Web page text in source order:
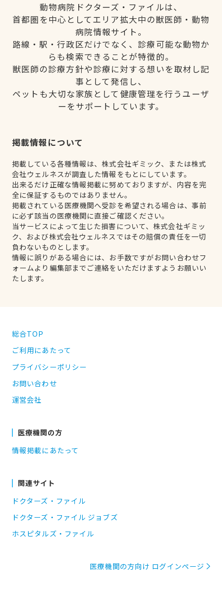
動物病院ドクターズ・ファイルは、
首都圏を中心としてエリア拡大中の獣医師・動物
病院情報サイト。
路線・駅・行政区だけでなく、診療可能な動物か
らも検索できることが特徴的。
獣医師の診療方針や診療に対する想いを取材し記
事として発信し、
ペットも大切な家族として健康管理を行うユーザ
ーをサポートしています。
掲載情報について
掲載している各種情報は、株式会社ギミック、または株式
会社ウェルネスが調査した情報をもとにしています。
出来るだけ正確な情報掲載に努めておりますが、内容を完
全に保証するものではありません。
掲載されている医療機関へ受診を希望される場合は、事前
に必ず該当の医療機関に直接ご確認ください。
当サービスによって生じた損害について、株式会社ギミッ
ク、および株式会社ウェルネスではその賠償の責任を一切
負わないものとします。
情報に誤りがある場合には、お手数ですがお問い合わせフ
ォームより編集部までご連絡をいただけますようお願いい
たします。
総合TOP
ご利用にあたって
プライバシーポリシー
お問い合わせ
運営会社
医療機関の方
情報掲載にあたって
関連サイト
ドクターズ・ファイル
ドクターズ・ファイル ジョブズ
ホスピタルズ・ファイル
医療機関の方向け ログインページ